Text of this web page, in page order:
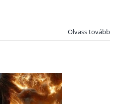
Olvass tovább
–
Blog